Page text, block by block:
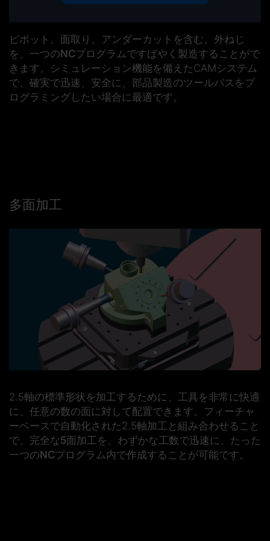
ピボット、面取り、アンダーカットを含む、 外ねじ
を、 一つのNCプログラムですばやく製造することがで
きます。シミュレーション機能を備えたCAMシステム
で、確実で迅速、安全に、部品製造のツールパスをプ
ログラミングしたい場合に最適です。
多面加工
2.5軸の標準形状を加工するために、工具を非常に快適
に、任意の数の面に対して配置できます。フィーチャ
ーベースで自動化された2.5軸加工と組み合わせること
で、 完全な5面加工を、わずかな工数で迅速に、 たった
一つのNCプログラム内で作成することが可能です。